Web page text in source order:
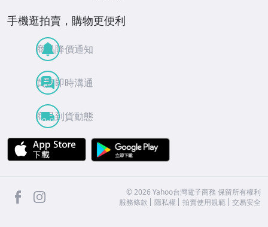
手機逛拍賣，購物更便利
商品降價通知
買賣即時溝通
商品到貨動態
APP Store
facebook ©2026 Yahoo台灣電子商務 保留所有權利
服務條款
隱私權 拍賣使用規範 交易安全